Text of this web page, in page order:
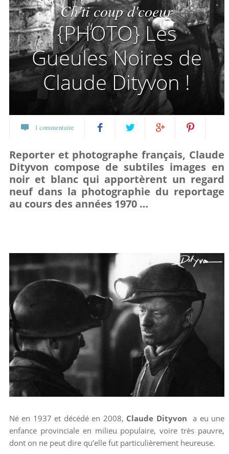
Ch'ti coup d'coeur
{PHOTO} Les
Gueules Noires de
Claude Dityvon !
1 commentaire
sur
Facebook
Twittez Partagez
sur
Google+
Pin
it
Reporter et photographe français, Claude
Dityvon compose de subtiles images en
noir et blanc qui apportèrent un regard
neuf dans la photographie du reportage
au cours des années 1970 …
Né en 1937 et décédé en 2008, Claude Dityvon a eu une
enfance provinciale en milieu populaire, voire très pauvre,
dont on ne peut dire qu’elle fut particulièrement heureuse.